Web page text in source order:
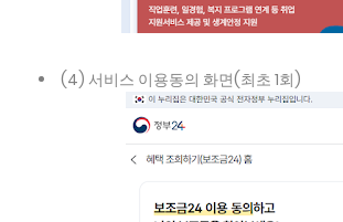
(4) 서비스 이용동의 화면(최초 1회)